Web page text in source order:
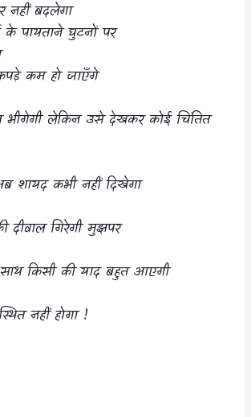
नहीं बदलेगा
के पायताने घुटनों पर
कम हो जाएँगे
भीगेगी लेकिन उसे देखकर कोई चिंतित
शायद कभी नहीं दिखेगा
दीवाल गिरेगी मुझपर
किसी की याद बहुत आएगी
नहीं होगा !